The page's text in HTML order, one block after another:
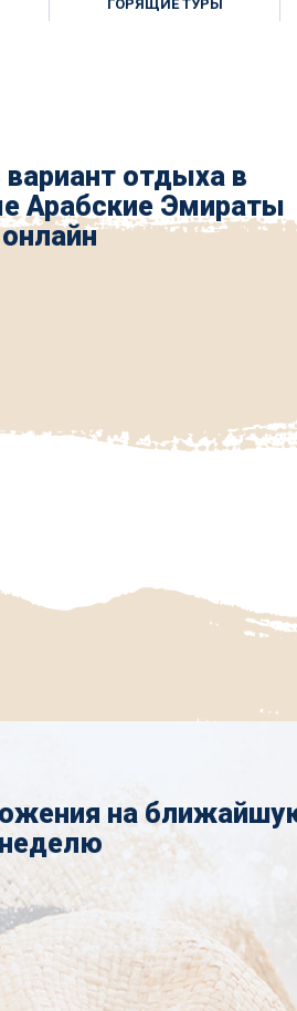
ГОРЯЩИЕ ТУРЫ
отдыха в
Арабские Эмираты
онлайн
на
неделю